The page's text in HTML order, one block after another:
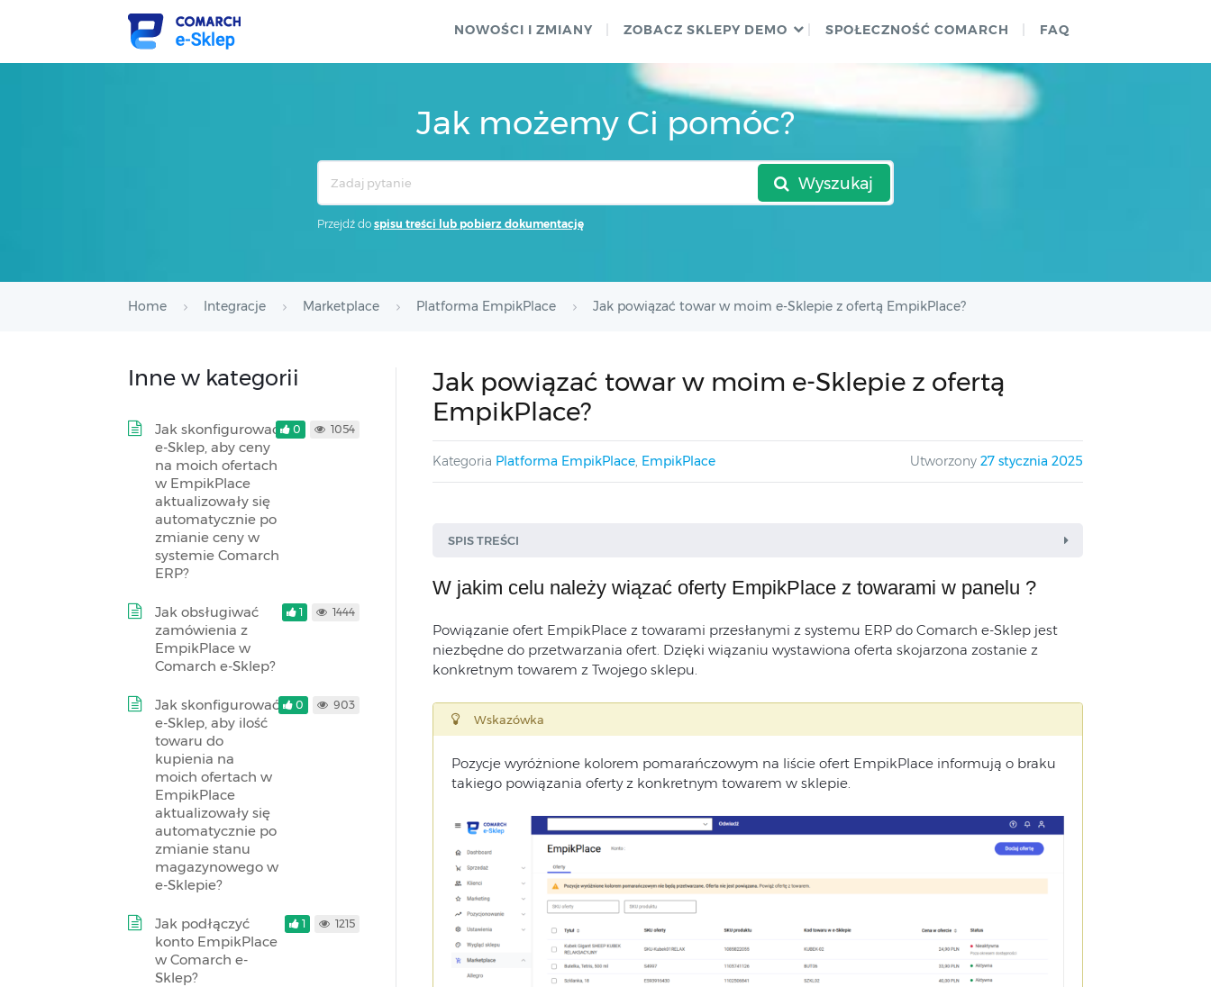
NOWOŚCI I ZMIANY ZOBACZ SKLEPY DEMO SPOŁECZNOŚĆ COMARCH FAQ
Jak możemy Ci pomóc?
Wyszukaj
Przejdź do spisu treści lub pobierz dokumentację
Home Integracje Marketplace Platforma EmpikPlace Jak powiązać towar w moim e-Sklepie z ofertą EmpikPlace?
Jak powiązać towar w moim e-Sklepie z ofertą
EmpikPlace?
Kategoria Platforma EmpikPlace, EmpikPlace Utworzony 27 stycznia 2025
SPIS TREŚCI
Automatyczne wiązanie za pomocą kodu EAN
Ręczne wiązanie
W jakim celu należy wiązać oferty EmpikPlace z towarami w panelu ?
Powiązanie ofert EmpikPlace z towarami przesłanymi z systemu ERP do Comarch e-Sklep jest
niezbędne do przetwarzania ofert. Dzięki wiązaniu wystawiona oferta skojarzona zostanie z
konkretnym towarem z Twojego sklepu.
Wskazówka
Pozycje wyróżnione kolorem pomarańczowym na liście ofert EmpikPlace informują o braku
takiego powiązania oferty z konkretnym towarem w sklepie.
Inne w kategorii
Jak skonfigurować
e-Sklep, aby ceny
na moich ofertach
w EmpikPlace
aktualizowały się
automatycznie po
zmianie ceny w
systemie Comarch
ERP?
0 1054
Jak obsługiwać
zamówienia z
EmpikPlace w
Comarch e-Sklep?
1 1444
Jak skonfigurować
e-Sklep, aby ilość
towaru do
kupienia na
moich ofertach w
EmpikPlace
aktualizowały się
automatycznie po
zmianie stanu
magazynowego w
e-Sklepie?
0 903
Jak podłączyć
konto EmpikPlace
w Comarch e-
Sklep?
1 1215